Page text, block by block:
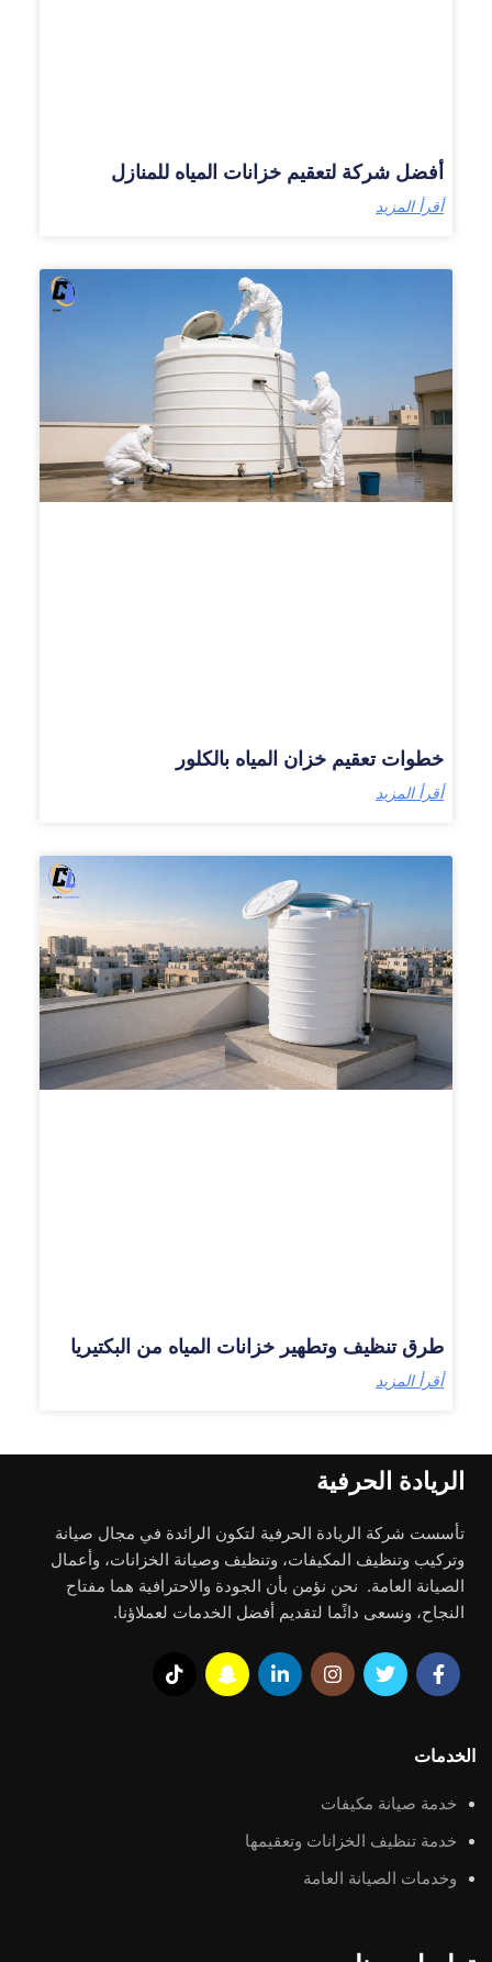
أفضل شركة لتعقيم خزانات المياه للمنازل
أقرأ المزيد
خطوات تعقيم خزان المياه بالكلور
أقرأ المزيد
طرق تنظيف وتطهير خزانات المياه من البكتيريا
أقرأ المزيد
الريادة الحرفية
تأسست شركة الريادة الحرفية لتكون الرائدة في مجال صيانة
وتركيب وتنظيف المكيفات، وتنظيف وصيانة الخزانات، وأعمال
الصيانة العامة. نحن نؤمن بأن الجودة والاحترافية هما مفتاح
النجاح، ونسعى دائًما لتقديم أفضل الخدمات لعملاؤنا.
الخدمات
خدمة صيانة مكيفات
خدمة تنظيف الخزانات وتعقيمها
وخدمات الصيانة العامة